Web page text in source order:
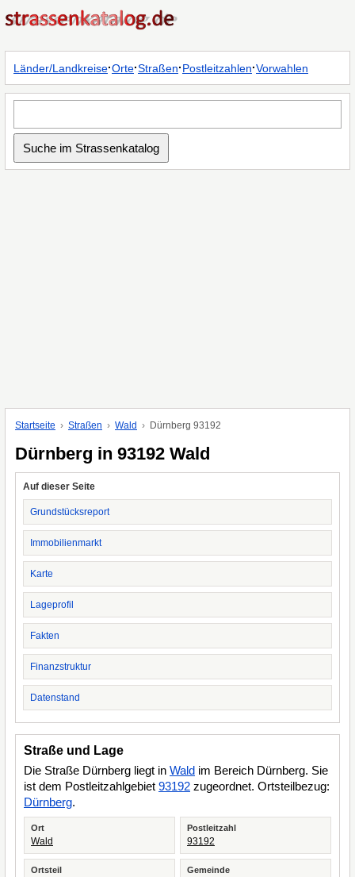
Länder/Landkreise·Orte·Straßen·Postleitzahlen·Vorwahlen
Startseite Straßen Wald Dürnberg 93192
Dürnberg in 93192 Wald
Auf dieser Seite
Grundstücksreport
Immobilienmarkt
Karte
Lageprofil
Fakten
Finanzstruktur
Datenstand
Straße und Lage
Die Straße Dürnberg liegt in Wald im Bereich Dürnberg. Sie
ist dem Postleitzahlgebiet 93192 zugeordnet. Ortsteilbezug:
Dürnberg.
Ort
Wald
Postleitzahl
93192
Ortsteil Gemeinde